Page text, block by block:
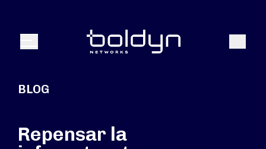
Menú Buscar
BLOG
Repensar la